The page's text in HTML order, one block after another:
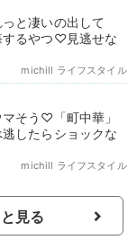
と凄いの出して
するやつ♡見逃せな
michill ライフスタイル
そう♡「町中華」
したらショックな
michill ライフスタイル
見る